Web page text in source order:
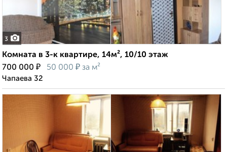
3
Комната в 3-к квартире, 14м², 10/10 этаж
700 000 ₽ 50 000 ₽ за м²
Чапаева 32